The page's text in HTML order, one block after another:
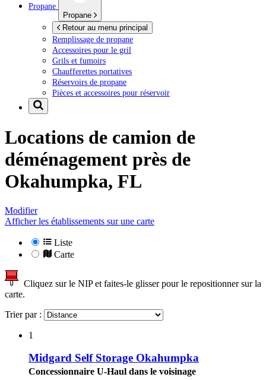
Propane
Propane
Retour au menu principal
Remplissage de propane
Accessoires pour le gril
Grils et fumoirs
Chaufferettes portatives
Réservoirs de propane
Pièces et accessoires pour réservoir
Locations de camion de
déménagement près de
Okahumpka, FL
Modifier
Afficher les établissements sur une carte
Liste
Carte
Cliquez sur le NIP et faites-le glisser pour le repositionner sur la
carte.
Trier par :
1
Midgard Self Storage Okahumpka
Concessionnaire U-Haul dans le voisinage